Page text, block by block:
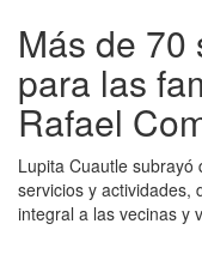
Más de 70
para las
Rafael
Lupita Cuautle
servicios y actividades,
integral a las vecinas y